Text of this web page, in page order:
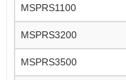
MSPRS1100
MSPRS3200
MSPRS3500